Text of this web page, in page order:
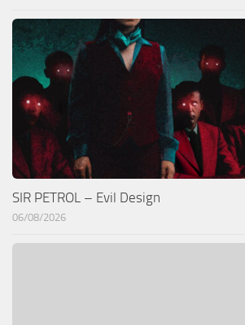
SIR PETROL – Evil Design
06/08/2026